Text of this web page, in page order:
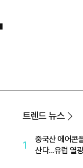
트렌드 뉴스
1
중국산 에어콘
산다...유럽 열